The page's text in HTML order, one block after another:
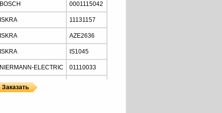
BOSCH 0001115042
ISKRA 11131157
ISKRA AZE2636
ISKRA IS1045
NIERMANN-ELECTRIC 01110033